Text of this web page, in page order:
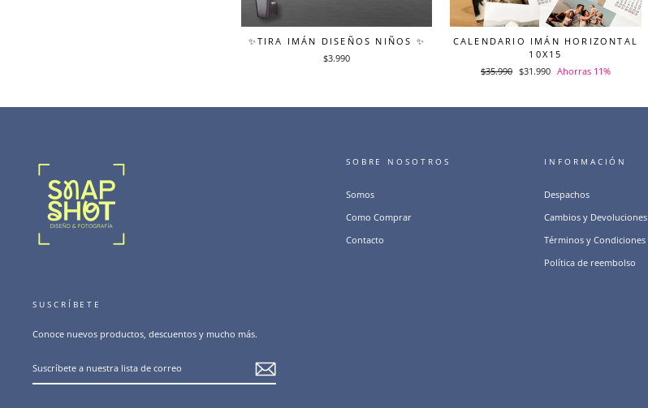
✨TIRA IMÁN DISEÑOS NIÑOS ✨
$3.990
CALENDARIO IMÁN HORIZONTAL
10X15
Precio
$35.990 Precio
$31.990 Ahorras 11%
SOBRE NOSOTROS
Somos
Como Comprar
Contacto
INFORMACIÓN
Despachos
Cambios y Devoluciones
Términos y Condiciones
Política de reembolso
SUSCRÍBETE
Conoce nuevos productos, descuentos y mucho más.
A